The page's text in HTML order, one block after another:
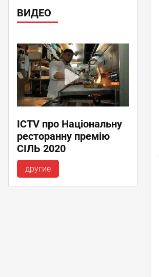
ВИДЕО
ICTV про Національну
ресторанну премію
СІЛЬ 2020
другие